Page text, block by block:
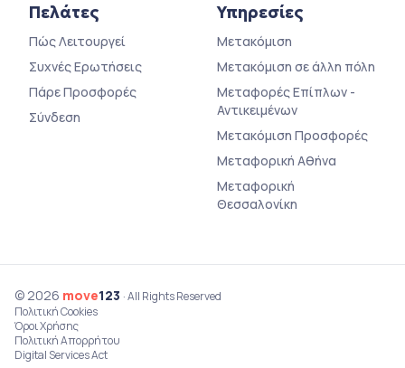
Πελάτες
Πώς Λειτουργεί
Συχνές Ερωτήσεις
Πάρε Προσφορές
Σύνδεση
Υπηρεσίες
Μετακόμιση
Μετακόμιση σε άλλη πόλη
Μεταφορές Επίπλων -
Αντικειμένων
Μετακόμιση Προσφορές
Μεταφορική Αθήνα
Μεταφορική
Θεσσαλονίκη
© 2026 move123 · All Rights Reserved
Πολιτική Cookies
Όροι Χρήσης
Πολιτική Απορρήτου
Digital Services Act